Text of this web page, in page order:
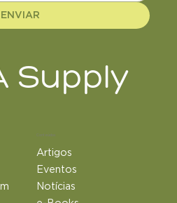
ENVIAR
Supply
Conteúdos
Artigos
Eventos
Notícias